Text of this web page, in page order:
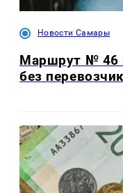
Новости Самары
Маршрут № 46
без